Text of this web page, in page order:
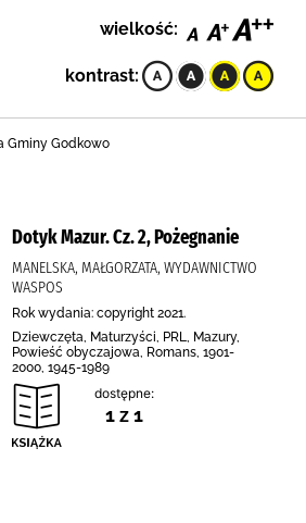
wielkość:
kontrast:
Gminy Godkowo
Dotyk Mazur. Cz. 2, Pożegnanie
MANELSKA, MAŁGORZATA, WYDAWNICTWO
WASPOS
Rok wydania: copyright 2021.
Dziewczęta, Maturzyści, PRL, Mazury,
Powieść obyczajowa, Romans, 1901-
2000, 1945-1989
dostępne:
1 z 1